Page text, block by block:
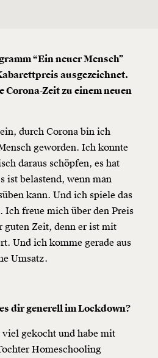
“Ein neuer Mensch”
ausgezeichnet.
Corona-Zeit zu einem neuen
durch Corona bin ich
geworden. Ich konnte
daraus schöpfen, es hat
ist belastend, wenn man
kann. Und ich spiele das
Ich freue mich über den Preis
guten Zeit, denn er ist mit
Und ich komme gerade aus
Umsatz.
dir generell im Lockdown?
viel gekocht und habe mit
Homeschooling